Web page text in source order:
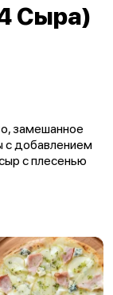
Сыра)
замешанное
с добавлением
с плесенью